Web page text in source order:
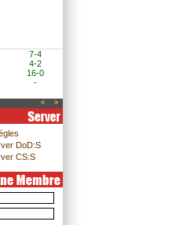
7-4
4-2
16-0
-
< >
DoD:S
CS:S